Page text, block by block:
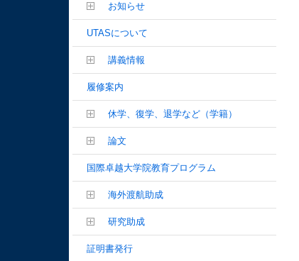
お知らせ
UTASについて
講義情報
履修案内
休学、復学、退学など（学籍）
論文
国際卓越大学院教育プログラム
海外渡航助成
研究助成
証明書発行